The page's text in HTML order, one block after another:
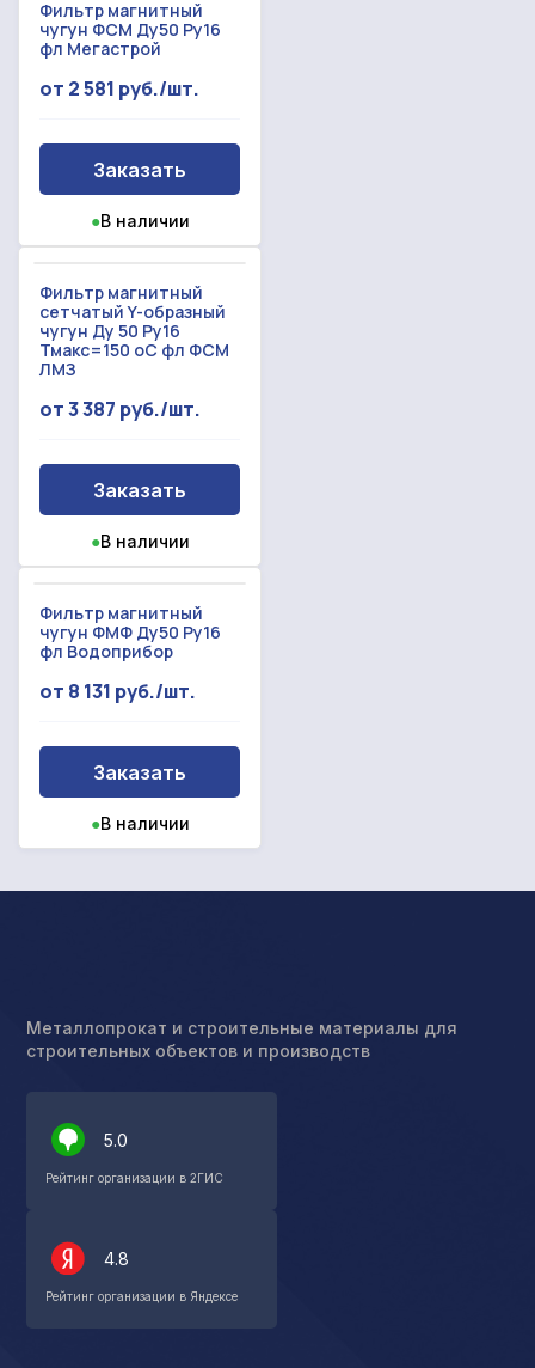
Фильтр магнитный
чугун ФСМ Ду50 Ру16
фл Мегастрой
от 2 581 руб./шт.
Заказать
●В наличии
Фильтр магнитный
сетчатый Y-образный
чугун Ду 50 Ру16
Тмакс=150 oC фл ФСМ
ЛМЗ
от 3 387 руб./шт.
Заказать
●В наличии
Фильтр магнитный
чугун ФМФ Ду50 Ру16
фл Водоприбор
от 8 131 руб./шт.
Заказать
●В наличии
Металлопрокат и строительные материалы для
строительных объектов и производств
5.0
Рейтинг организации в 2ГИС
4.8
Рейтинг организации в Яндексе